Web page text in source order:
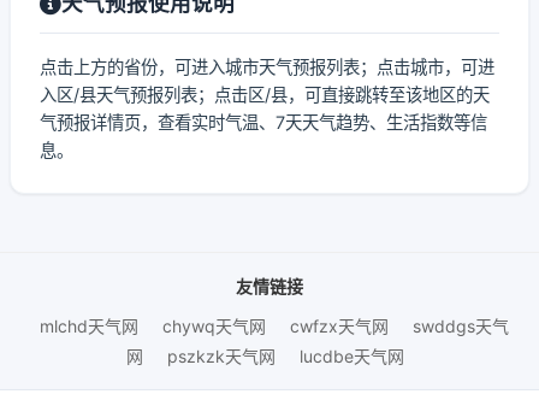
点击上方的省份，可进入城市天气预报列表；点击城市，可进
入区/县天气预报列表；点击区/县，可直接跳转至该地区的天
气预报详情页，查看实时气温、7天天气趋势、生活指数等信
息。
友情链接
mlchd天气网
chywq天气网 cwfzx天气网
swddgs天气
网
pszkzk天气网 lucdbe天气网